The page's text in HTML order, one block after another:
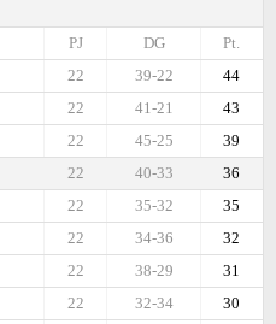
Pt.
DG
PJ
44
39-22
22
43
41-21
22
39
45-25
22
36
40-33
22
35
35-32
22
32
34-36
22
31
38-29
22
30
32-34
22